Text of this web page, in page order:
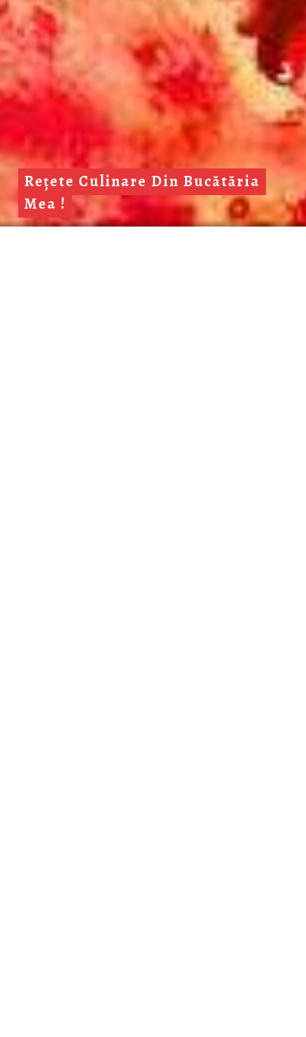
Rețete Culinare Din Bucătăria
Mea !